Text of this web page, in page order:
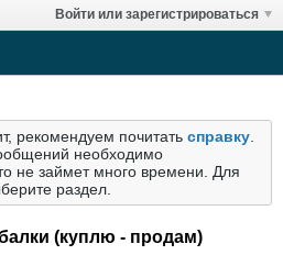
Войти или зарегистрироваться
рекомендуем почитать справку
необходимо
не займет много времени. Для
раздел.
(куплю - продам)